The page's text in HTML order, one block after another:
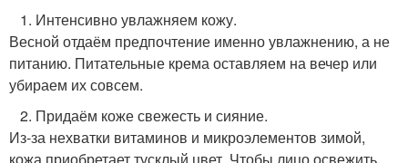
⠀1. Интенсивно увлажняем кожу.
Весной отдаём предпочтение именно увлажнению, а не
питанию. Питательные крема оставляем на вечер или
убираем их совсем.
⠀2. Придаём коже свежесть и сияние.
Из-за нехватки витаминов и микроэлементов зимой,
кожа приобретает тусклый цвет. Чтобы лицо освежить,